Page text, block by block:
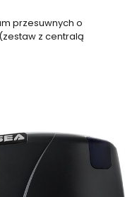
przesuwnych o
z centralą